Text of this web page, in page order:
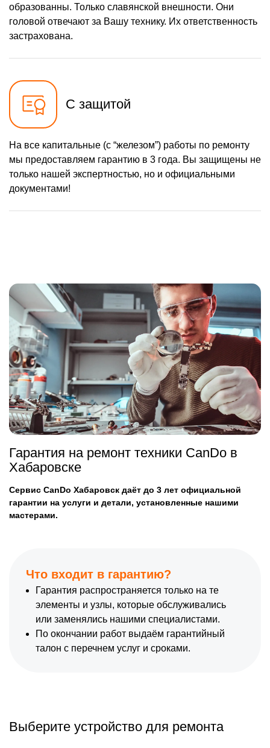
образованны. Только славянской внешности. Они
головой отвечают за Вашу технику. Их ответственность
застрахована.
С защитой
На все капитальные (с “железом”) работы по ремонту
мы предоставляем гарантию в 3 года. Вы защищены не
только нашей экспертностью, но и официальными
документами!
Гарантия на ремонт техники CanDo в
Хабаровске
Сервис CanDo Хабаровск даёт до 3 лет официальной
гарантии на услуги и детали, установленные нашими
мастерами.
Что входит в гарантию?
Гарантия распространяется только на те
элементы и узлы, которые обслуживались
или заменялись нашими специалистами.
По окончании работ выдаём гарантийный
талон с перечнем услуг и сроками.
Выберите устройство для ремонта